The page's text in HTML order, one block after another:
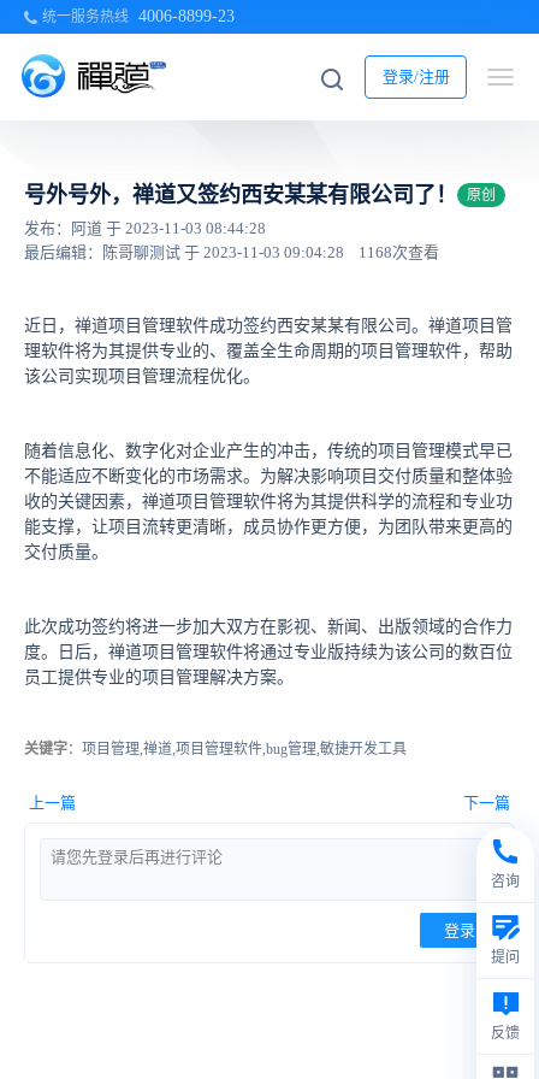
统一服务热线 4006-8899-23
登录/注册
号外号外，禅道又签约西安某某有限公司了！ 原创
发布：阿道 于 2023-11-03 08:44:28
最后编辑：陈哥聊测试 于 2023-11-03 09:04:28
1168次查看
近日，禅道项目管理软件成功签约西安某某有限公司。禅道项目管
理软件将为其提供专业的、覆盖全生命周期的项目管理软件，帮助
该公司实现项目管理流程优化。
随着信息化、数字化对企业产生的冲击，传统的项目管理模式早已
不能适应不断变化的市场需求。为解决影响项目交付质量和整体验
收的关键因素，禅道项目管理软件将为其提供科学的流程和专业功
能支撑，让项目流转更清晰，成员协作更方便，为团队带来更高的
交付质量。
此次成功签约将进一步加大双方在影视、新闻、出版领域的合作力
度。日后，禅道项目管理软件将通过专业版持续为该公司的数百位
员工提供专业的项目管理解决方案。
关键字：项目管理,禅道,项目管理软件,bug管理,敏捷开发工具
上一篇 下一篇
登录
咨询
提问
反馈